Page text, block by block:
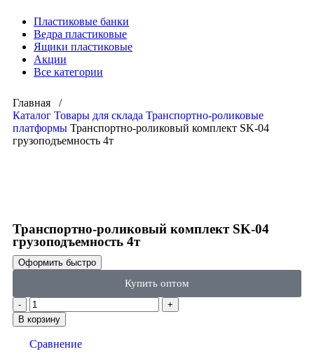
Пластиковые банки
Ведра пластиковые
Ящики пластиковые
Акции
Все категории
Главная /
Каталог Товары для склада Транспортно-роликовые
платформы Транспортно-роликовый комплект SK-04
грузоподъемность 4т
Транспортно-роликовый комплект SK-04
грузоподъемность 4т
Оформить быстро
Купить оптом
В корзину
Сравнение